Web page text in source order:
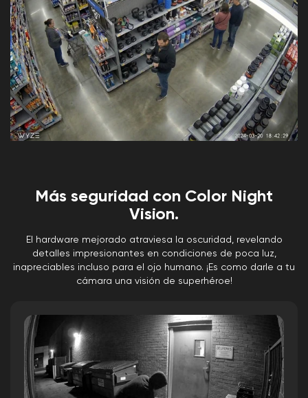
Más seguridad con Color Night
Vision.
El hardware mejorado atraviesa la oscuridad, revelando
detalles impresionantes en condiciones de poca luz,
inapreciables incluso para el ojo humano. ¡Es como darle a tu
cámara una visión de superhéroe!